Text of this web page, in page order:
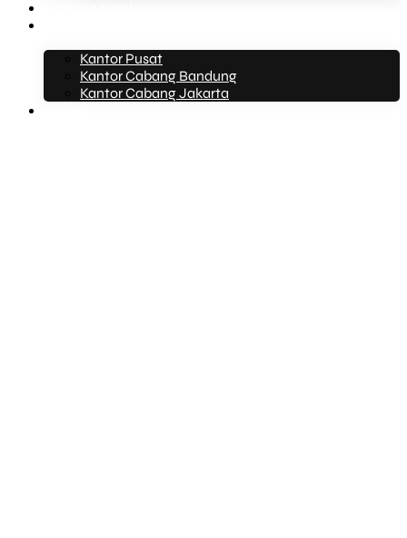
Kantor Pusat
Kantor Cabang Bandung
Kantor Cabang Jakarta